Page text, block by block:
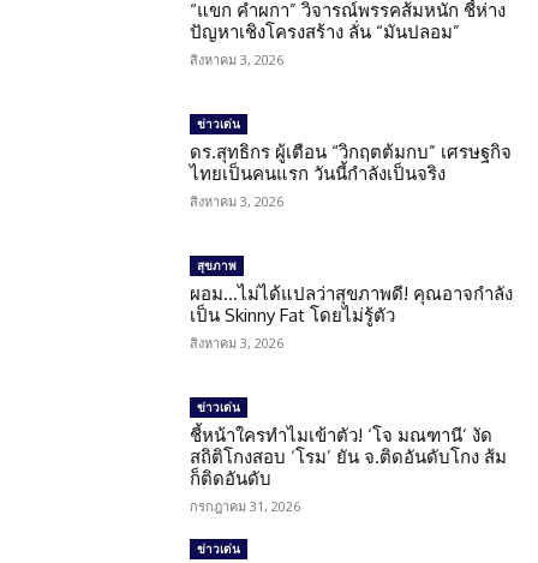
“แขก คำผกา” วิจารณ์พรรคส้มหนัก ชี้ห่าง
ปัญหาเชิงโครงสร้าง ลั่น “มันปลอม”
สิงหาคม 3, 2026
ข่าวเด่น
ดร.สุทธิกร ผู้เตือน “วิกฤตต้มกบ” เศรษฐกิจ
ไทยเป็นคนแรก วันนี้กำลังเป็นจริง
สิงหาคม 3, 2026
สุขภาพ
ผอม…ไม่ได้แปลว่าสุขภาพดี! คุณอาจกำลัง
เป็น Skinny Fat โดยไม่รู้ตัว
สิงหาคม 3, 2026
ข่าวเด่น
ชี้หน้าใครทำไมเข้าตัว! ‘โจ มณฑานี’ งัด
สถิติโกงสอบ ‘โรม’ ยัน จ.ติดอันดับโกง ส้ม
ก็ติดอันดับ
กรกฎาคม 31, 2026
ข่าวเด่น